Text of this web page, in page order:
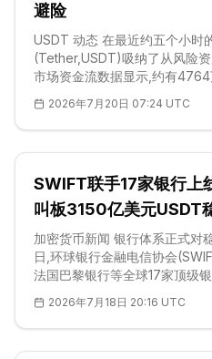
避险
USDT 动态 在最近约五个小时
(Tether,USDT)吸纳了从风险
市场资金流数据显示,约有
得4736万美元的净流出,为所有
乎镜像的对称,指向一笔典型的
变现,而是把现货敞口转换为美
扮演的正是市场的「候车室」
动。 这轮轮动远不止比特币一
2026年7月20日 07:24 UTC
SWIFT联手17家银行上
叫板3150亿美元USDT
加密货币新闻 银行体系正式对
日,环球银行金融电信协会
法国巴黎银行等全球17家顶级
不接纳任何稳定币,只承载代币
EVM的Hyperledger Besu架
公开定位为银行业对以
2026年7月18日 20:16 UTC